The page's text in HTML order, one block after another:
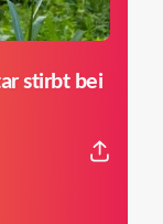
stirbt bei